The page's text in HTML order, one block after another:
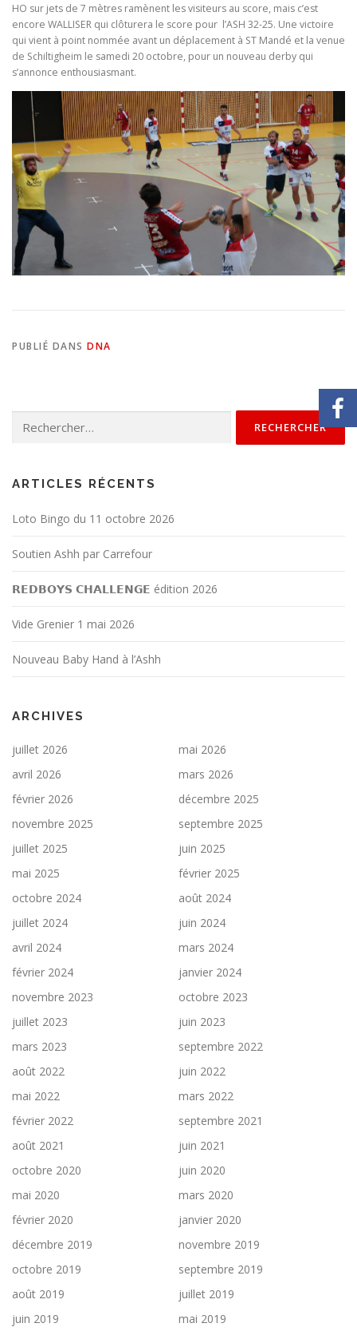
HO sur jets de 7 mètres ramènent les visiteurs au score, mais c’est
encore WALLISER qui clôturera le score pour l’ASH 32-25. Une victoire
qui vient à point nommée avant un déplacement à ST Mandé et la venue
de Schiltigheim le samedi 20 octobre, pour un nouveau derby qui
s’annonce enthousiasmant.
PUBLIÉ DANS DNA
ARTICLES RÉCENTS
Loto Bingo du 11 octobre 2026
Soutien Ashh par Carrefour
𝗥𝗘𝗗𝗕𝗢𝗬𝗦 𝗖𝗛𝗔𝗟𝗟𝗘𝗡𝗚𝗘 édition 2026
Vide Grenier 1 mai 2026
Nouveau Baby Hand à l’Ashh
ARCHIVES
juillet 2026
mai 2026
avril 2026
mars 2026
février 2026
décembre 2025
novembre 2025
septembre 2025
juillet 2025
juin 2025
mai 2025
février 2025
octobre 2024
août 2024
juillet 2024
juin 2024
avril 2024
mars 2024
février 2024
janvier 2024
novembre 2023
octobre 2023
juillet 2023
juin 2023
mars 2023
septembre 2022
août 2022
juin 2022
mai 2022
mars 2022
février 2022
septembre 2021
août 2021
juin 2021
octobre 2020
juin 2020
mai 2020
mars 2020
février 2020
janvier 2020
décembre 2019
novembre 2019
octobre 2019
septembre 2019
août 2019
juillet 2019
juin 2019
mai 2019